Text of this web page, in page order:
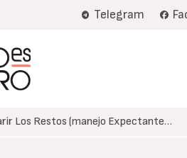
Telegram
Los Restos (manejo Expectante…